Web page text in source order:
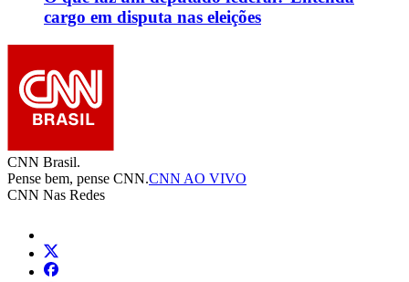
cargo em disputa nas eleições
CNN Brasil.
Pense bem, pense CNN.CNN AO VIVO
CNN Nas Redes